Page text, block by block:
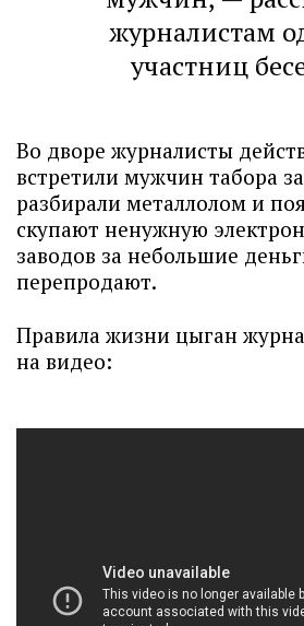
журналистам
участниц
Во дворе журналисты
встретили мужчин табора
разбирали металлолом и
скупают ненужную
заводов за небольшие
перепродают.
Правила жизни цыган
на видео: